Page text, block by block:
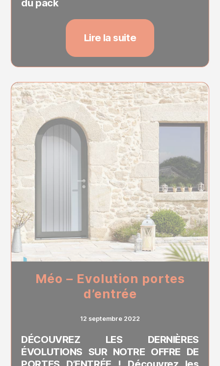
du pack
Lire la suite
Méo – Evolution portes
d’entrée
12 septembre 2022
DÉCOUVREZ LES DERNIÈRES
ÉVOLUTIONS SUR NOTRE OFFRE DE